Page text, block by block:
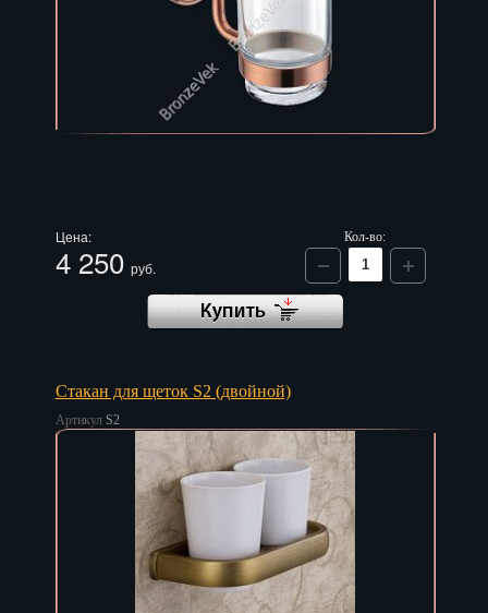
Челябинск
Черкесск
Южно-Сахалинск
Якутск
Цена:
4 250 руб.
Кол-во:
Стакан для щеток S2 (двойной)
Артикул S2